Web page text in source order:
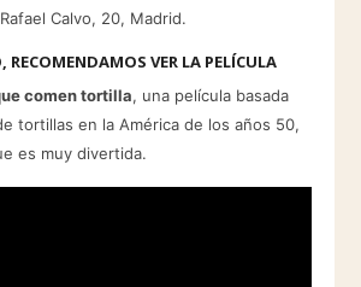
Calvo, 20, Madrid.
RECOMENDAMOS VER LA PELÍCULA
comen tortilla, una película basada
tortillas en la América de los años 50,
es muy divertida.